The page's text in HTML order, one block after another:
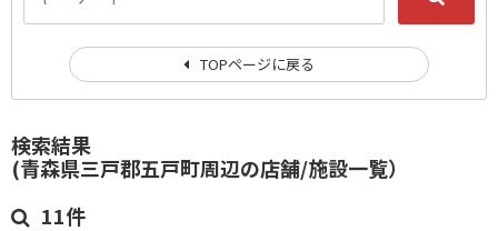
検索結果
(青森県三戸郡五戸町周辺の店舗/施設一覧）
11件
TOPページに戻る